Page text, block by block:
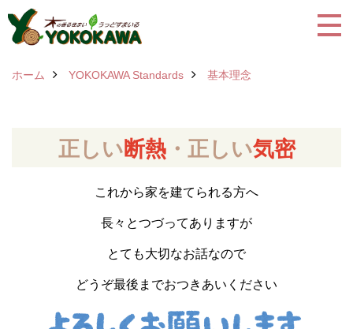
ホーム YOKOKAWA Standards 基本理念
正しい断熱・正しい気密
これから家を建てられる方へ
長々とつづってありますが
とても大切なお話なので
どうぞ最後までおつきあいください